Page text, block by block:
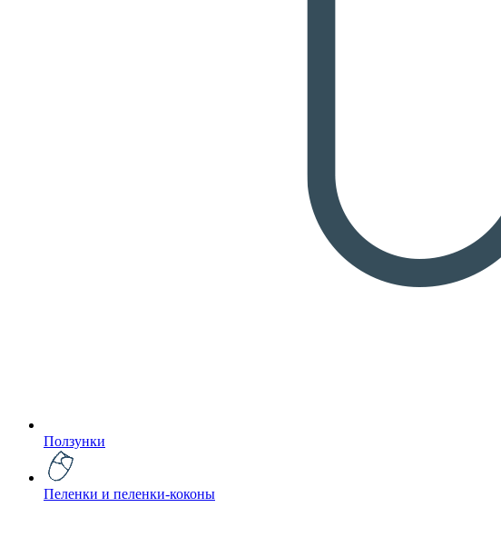
Ползунки
Пеленки и пеленки-коконы